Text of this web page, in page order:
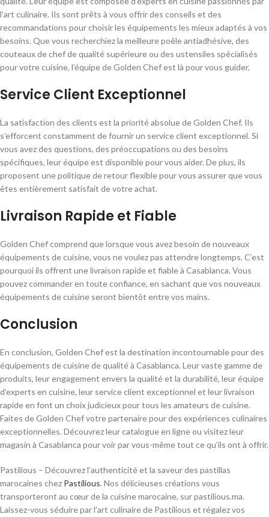
l’art culinaire. Ils sont prêts à vous offrir des conseils et des
recommandations pour choisir les équipements les mieux adaptés à vos
besoins. Que vous recherchiez la meilleure poêle antiadhésive, des
couteaux de chef de qualité supérieure ou des ustensiles spécialisés
pour votre cuisine, l’équipe de Golden Chef est là pour vous guider.
Service Client Exceptionnel
La satisfaction des clients est la priorité absolue de Golden Chef. Ils
s’efforcent constamment de fournir un service client exceptionnel. Si
vous avez des questions, des préoccupations ou des besoins
spécifiques, leur équipe est disponible pour vous aider. De plus, ils
proposent une politique de retour flexible pour vous assurer que vous
êtes entièrement satisfait de votre achat.
Livraison Rapide et Fiable
Golden Chef comprend que lorsque vous avez besoin de nouveaux
équipements de cuisine, vous ne voulez pas attendre longtemps. C’est
pourquoi ils offrent une livraison rapide et fiable à Casablanca. Vous
pouvez commander en toute confiance, en sachant que vos nouveaux
équipements de cuisine seront bientôt entre vos mains.
Conclusion
En conclusion, Golden Chef est la destination incontournable pour des
équipements de cuisine de qualité à Casablanca. Leur vaste gamme de
produits, leur engagement envers la qualité et la durabilité, leur équipe
d’experts en cuisine, leur service client exceptionnel et leur livraison
rapide en font un choix judicieux pour tous les amateurs de cuisine.
Faites de Golden Chef votre partenaire pour des expériences culinaires
exceptionnelles. Découvrez leur catalogue en ligne ou visitez leur
magasin à Casablanca pour voir par vous-même tout ce qu’ils ont à offrir.
Pastilious – Découvrez l’authenticité et la saveur des pastillas
marocaines chez Pastilious. Nos délicieuses créations vous
transporteront au cœur de la cuisine marocaine, sur pastilious.ma.
Laissez-vous séduire par l’art culinaire de Pastilious et régalez vos